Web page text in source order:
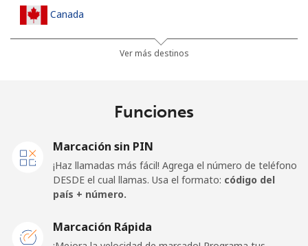
Canada
665 min por ⁦$10⁩
⁦39.5¢⁩ 25 min por ⁦$10⁩ ⁦16¢⁩
Ver más destinos
Funciones
Marcación sin PIN
¡Haz llamadas más fácil! Agrega el número de teléfono
DESDE el cual llamas. Usa el formato: código del
país + número.
Marcación Rápida